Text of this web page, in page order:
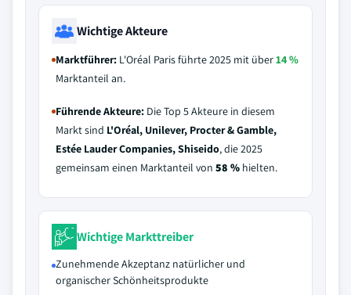
Wichtige Akteure
Marktführer: L'Oréal Paris führte 2025 mit über14 %
Marktanteil an.
Führende Akteure: Die Top 5 Akteure in diesem
Markt sind L'Oréal, Unilever, Procter & Gamble,
Estée Lauder Companies, Shiseido, die 2025
gemeinsam einen Marktanteil von 58 % hielten.
Wichtige Markttreiber
Zunehmende Akzeptanz natürlicher und
organischer Schönheitsprodukte